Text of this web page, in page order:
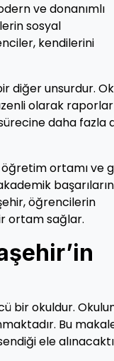
ve donanımlı
sosyal
kendilerini
diğer unsurdur.
olarak raporlar
daha fazla
ortamı ve
öğrencilerin
ortam sağlar.
bir okuldur.
Bu
ele